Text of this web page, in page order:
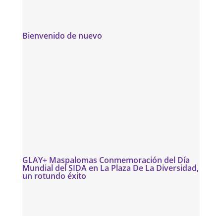
Bienvenido de nuevo
GLAY+ Maspalomas Conmemoración del Día
Mundial del SIDA en La Plaza De La Diversidad,
un rotundo éxito